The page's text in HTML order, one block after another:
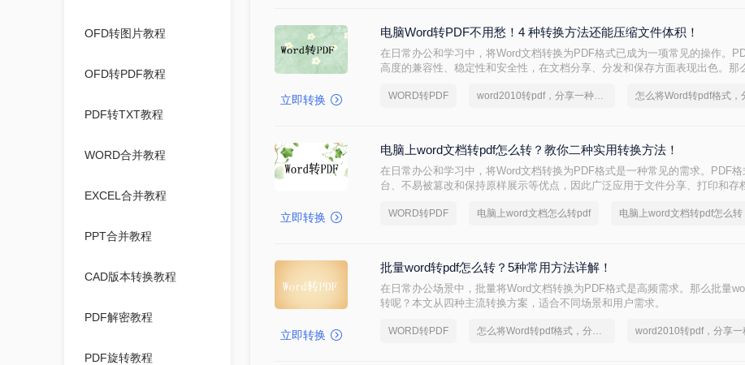
OFD转图片教程
OFD转PDF教程
PDF转TXT教程
WORD合并教程
EXCEL合并教程
PPT合并教程
CAD版本转换教程
PDF解密教程
PDF旋转教程
立即转换
电脑Word转PDF不用愁！4 种转换方法还能压缩文件体积！
在日常办公和学习中，将Word文档转换为PDF格式已成为一项常见的操作。
高度的兼容性、稳定性和安全性，在文档分享、分发和保存方面表现出色。那
WORD转PDF word2010转pdf，分享一种简单的方法
立即转换
电脑上word文档转pdf怎么转？教你二种实用转换方法！
在日常办公和学习中，将Word文档转换为PDF格式是一种常见的需求。PDF
台、不易被篡改和保持原样展示等优点，因此广泛应用于文件分享、打印和存
WORD转PDF 电脑上word文档怎么转pdf 电脑上word文档转pdf怎么转
立即转换
批量word转pdf怎么转？5种常用方法详解！
在日常办公场景中，批量将Word文档转换为PDF格式是高频需求。那么批量
转呢？本文从四种主流转换方案，适合不同场景和用户需求。
WORD转PDF 怎么将Word转pdf格式，分享一种简单的方法